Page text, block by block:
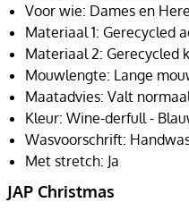
Voor wie: Dames en
Materiaal 1: Gerecycled
Materiaal 2: Gerecycled
Mouwlengte: Lange
Maatadvies: Valt
Kleur: Wine-derfull -
Wasvoorschrift:
Met stretch: Ja
JAP Christmas